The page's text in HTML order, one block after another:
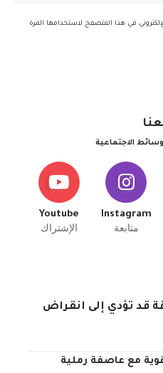
في هذا المتصفح لاستخدامها المرة
الاجتماعية
Instagram
متابعة
Youtube
الإشتراك
قد تؤدي إلى انقراض
مع عاصفة رملية